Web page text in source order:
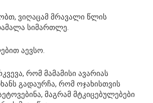
ვიღაცამ მრავალი წლის
სიმართლე.
აევსო.
რომ მამამისი ავარიას
გადაურჩა, რომ ოჯახისთვის
მაგრამ მტკიცებულებები